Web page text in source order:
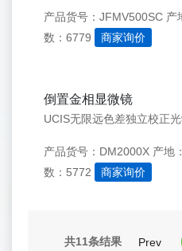
产品货号：JFMV500SC 产
数：6779
商家询价
倒置金相显微镜
产品货号：DM2000X 产地
数：5772
商家询价
共11条结果 Prev